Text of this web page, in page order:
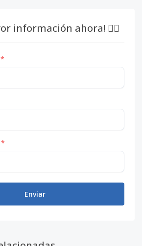
información ahora! 👇🏽
*
*
Enviar